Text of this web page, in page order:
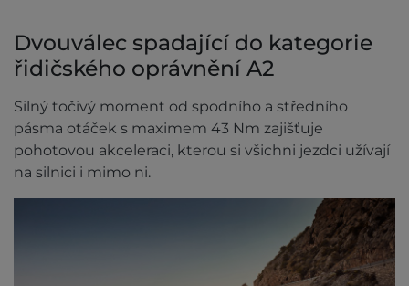
Dvouválec spadající do kategorie
řidičského oprávnění A2
Silný točivý moment od spodního a středního
pásma otáček s maximem 43 Nm zajišťuje
pohotovou akceleraci, kterou si všichni jezdci užívají
na silnici i mimo ni.